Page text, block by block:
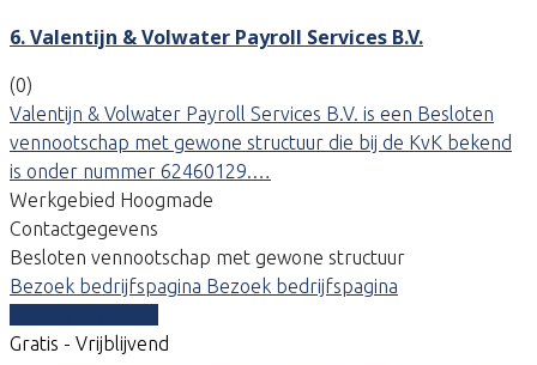
6. Valentijn & Volwater Payroll Services B.V.
(0)
Valentijn & Volwater Payroll Services B.V. is een Besloten
vennootschap met gewone structuur die bij de KvK bekend
is onder nummer 62460129.…
Werkgebied Hoogmade
Contactgegevens
Besloten vennootschap met gewone structuur
Bezoek bedrijfspagina Bezoek bedrijfspagina
Gratis - Vrijblijvend